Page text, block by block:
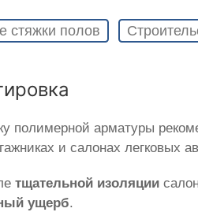
стяжки полов
полимерной арматуры
и салонах легковых
тщательной изоляции
ущерб.